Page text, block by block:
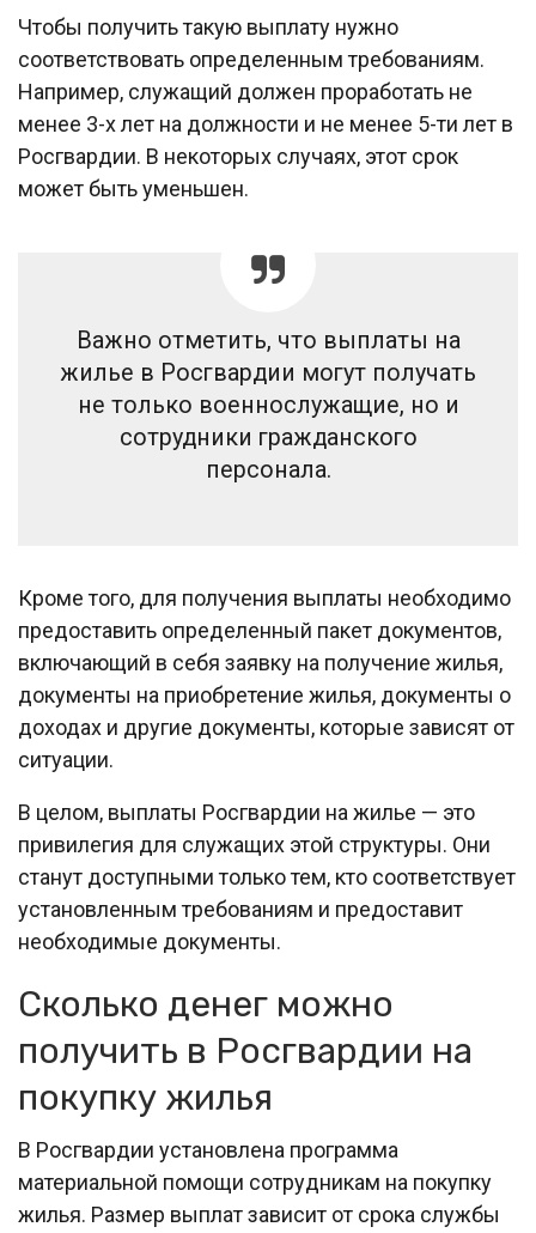
Чтобы получить такую выплату нужно
соответствовать определенным требованиям.
Например, служащий должен проработать не
менее 3-х лет на должности и не менее 5-ти лет в
Росгвардии. В некоторых случаях, этот срок
может быть уменьшен.
Важно отметить, что выплаты на
жилье в Росгвардии могут получать
не только военнослужащие, но и
сотрудники гражданского
персонала.
Кроме того, для получения выплаты необходимо
предоставить определенный пакет документов,
включающий в себя заявку на получение жилья,
документы на приобретение жилья, документы о
доходах и другие документы, которые зависят от
ситуации.
В целом, выплаты Росгвардии на жилье — это
привилегия для служащих этой структуры. Они
станут доступными только тем, кто соответствует
установленным требованиям и предоставит
необходимые документы.
Сколько денег можно
получить в Росгвардии на
покупку жилья
В Росгвардии установлена программа
материальной помощи сотрудникам на покупку
жилья. Размер выплат зависит от срока службы